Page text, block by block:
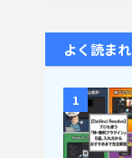
よく読ま
1